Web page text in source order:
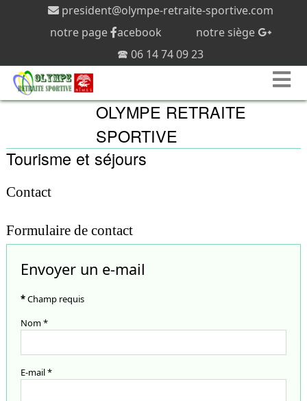
president@olympe-retraite-sportive.com
notre page
acebook
notre siège
🕿 06 14 74 09 23
Tourisme et séjours
Contact
Formulaire de contact
Envoyer un e-mail
*Champ requis
Nom*
E-mail*